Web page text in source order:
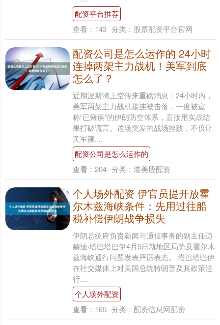
配资平台推荐
查看： 143 分类： 股票配资平台官网
配资公司是怎么运作的 24小时
连掉两架主力战机！美军到底
怎么了？
近期波斯湾上空传来重磅消息：24小时内，
美军两架主力战机接连被击落，一度被宣
称“已瘫痪”的伊朗防空体系，直接用实战结
果打破谎言。这场突发的战场挫败，不仅让
美军颜....
配资公司是怎么运作的
查看： 204 分类： 港美股配资
个人场外配资 伊官员提开放霍
尔木兹海峡条件：先用过往船
税补偿伊朗战争损失
伊朗总统府负责新闻与通信事务的副主任迈
赫迪·塔巴塔巴伊4月5日就地区局势及霍尔木
兹海峡通行问题发表严厉表态。 塔巴塔巴伊
在社交媒体上对美国总统特朗普及其政策进
行....
个人场外配资
查看： 165 分类： 配资信息网配资